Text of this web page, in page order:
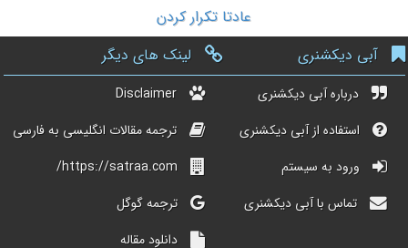
عادتا تکرار کردن
آبی دیکشنری
درباره آبی دیکشنری
استفاده از آبی دیکشنری
ورود به سیستم
تماس با آبی دیکشنری
لینک های دیگر
Disclaimer
ترجمه مقالات انگلیسی به فارسی
https://satraa.com/
ترجمه گوگل
دانلود مقاله